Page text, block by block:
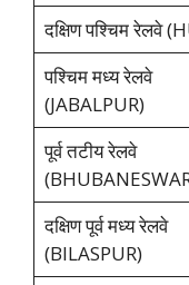
दक्षिण पश्चिम रेलवे
पश्चिम मध्य रेलवे
(JABALPUR)
पूर्व तटीय रेलवे
दक्षिण पूर्व मध्य रेलवे
(BILASPUR)